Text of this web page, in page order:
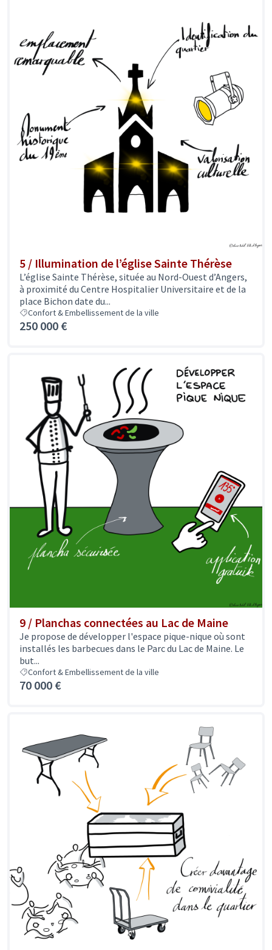
5 / Illumination de l’église Sainte Thérèse
L’église Sainte Thérèse, située au Nord-Ouest d’Angers,
à proximité du Centre Hospitalier Universitaire et de la
place Bichon date du...
Confort & Embellissement de la ville
250 000 €
9 / Planchas connectées au Lac de Maine
Je propose de développer l'espace pique-nique où sont
installés les barbecues dans le Parc du Lac de Maine. Le
but...
Confort & Embellissement de la ville
70 000 €